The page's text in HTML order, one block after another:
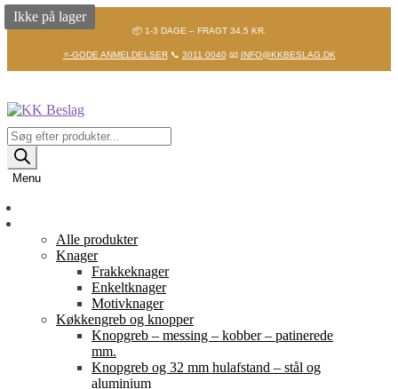
📦 1-3 DAGE – FRAGT 34,5 KR.
⭐-GODE ANMELDELSER📞 3011 0040📧 INFO@KKBESLAG.DK
Spring
til
navigation
Spring
til
indhold
Products
search
Menu
Alle produkter
Knager
Frakkeknager
Enkeltknager
Motivknager
Køkkengreb og knopper
Knopgreb – messing – kobber – patinerede
mm.
Knopgreb og 32 mm hulafstand – stål og
aluminium
Ikke på lager